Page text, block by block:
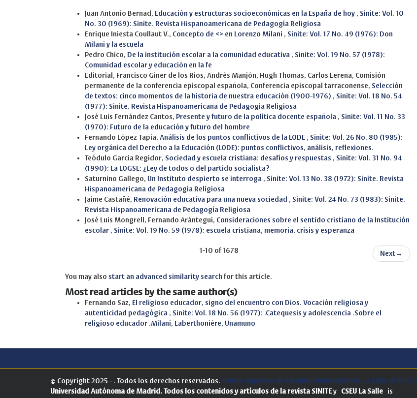
Juan Antonio Bernad, Educación y estructuras socioeconómicas en la España de hoy , Sinite: Vol. 10
No. 30 (1969): Sinite. Revista Hispanoamericana de Pedagogía Religiosa
Enrique Iniesta Coullaut V., Concepto de <> en Lorenzo Milani , Sinite: Vol. 17 No. 49 (1976): Don
Milani y la escuela
Pedro Chico, De la institución escolar a la comunidad educativa , Sinite: Vol. 19 No. 57 (1978):
Comunidad escolar y educación en la fe
Editorial, Francisco Giner de los Ríos, Andrés Manjón, Hugh Thomas, Carlos Lerena, Comisión
permanente de la conferencia episcopal española, Conferencia episcopal tarraconense, Selección
de textos: cinco momentos de la historia de nuestra educación (1900-1976) , Sinite: Vol. 18 No. 54
(1977): Sinite. Revista Hispanoamericana de Pedagogía Religiosa
José Luis Fernández Cantos, Presente y futuro de la política docente española , Sinite: Vol. 11 No. 33
(1970): Futuro de la educación y futuro del hombre
Fernando López Tapia, Análisis de los puntos conflictivos de la LODE , Sinite: Vol. 26 No. 80 (1985):
Ley orgánica del Derecho a la Educación (LODE): puntos conflictivos, análisis, reflexiones.
Teódulo Garcia Regidor, Sociedad y escuela cristiana: desafíos y respuestas , Sinite: Vol. 31 No. 94
(1990): La LOGSE: ¿Ley de todos o del partido socialista?
Saturnino Gallego, Un Instituto despierto se interroga , Sinite: Vol. 13 No. 38 (1972): Sinite. Revista
Hispanoamericana de Pedagogía Religiosa
Jaime Castañé, Renovación educativa para una nueva sociedad , Sinite: Vol. 24 No. 73 (1983): Sinite.
Revista Hispanoamericana de Pedagogía Religiosa
José Luis Mongrell, Fernando Arántegui, Consideraciones sobre el sentido cristiano de la Institución
escolar , Sinite: Vol. 19 No. 59 (1978): escuela cristiana, memoria, crisis y esperanza
1-10 of 1678 Next →
You may also start an advanced similarity search for this article.
Most read articles by the same author(s)
Fernando Saz, El religioso educador, signo del encuentro con Dios. Vocación religiosa y
autenticidad pedagógica , Sinite: Vol. 18 No. 56 (1977): .Catequesis y adolescencia .Sobre el
religioso educador .Milani, Laberthonière, Unamuno
© Copyright 2025 - . Todos los derechos reservados. Centro Superior de Estudios Universitarios La Salle (CSEULS)
Universidad Autónoma de Madrid. Todos los contenidos y artículos de la revista SINITEy CSEU La Salle is